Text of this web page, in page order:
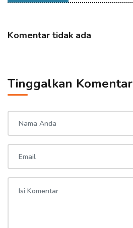
Komentar tidak ada
Tinggalkan Komentar